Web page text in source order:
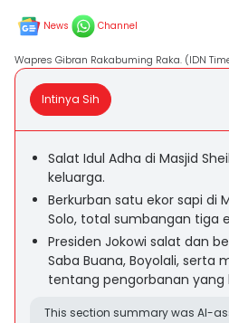
News Channel
Wapres Gibran Rakabuming Raka. (IDN
Intinya Sih
Salat Idul Adha di Masjid
keluarga.
Berkurban satu ekor sapi di
Solo, total sumbangan tiga
Presiden Jokowi salat dan
Saba Buana, Boyolali, serta
tentang pengorbanan
This section summary was AI-